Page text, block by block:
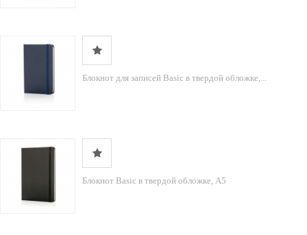
Блокнот для записей Basic в твердой обложке,...
Блокнот Basic в твердой обложке, А5